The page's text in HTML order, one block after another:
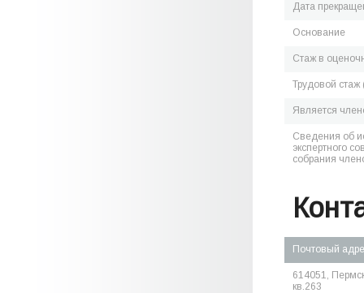
Дата
Основание
Стаж в
Трудовой стаж
Является
Сведения об
экспертного
собрания
Почтовый
614051,
кв.263